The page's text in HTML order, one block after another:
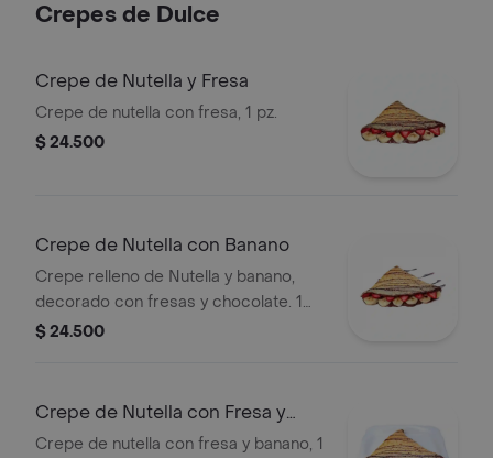
Crepes de Dulce
Crepe de Nutella y Fresa
Crepe de nutella con fresa, 1 pz.
$ 24.500
Crepe de Nutella con Banano
Crepe relleno de Nutella y banano,
decorado con fresas y chocolate. 1
pieza.
$ 24.500
Crepe de Nutella con Fresa y
Banano
Crepe de nutella con fresa y banano, 1